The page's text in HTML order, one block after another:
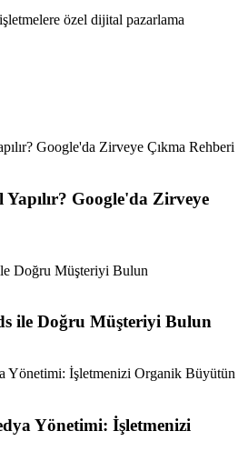
özel dijital pazarlama
Google'da Zirveye
ile Doğru Müşteriyi Bulun
Yönetimi: İşletmenizi